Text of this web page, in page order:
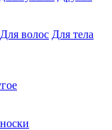
Для волос Для тела